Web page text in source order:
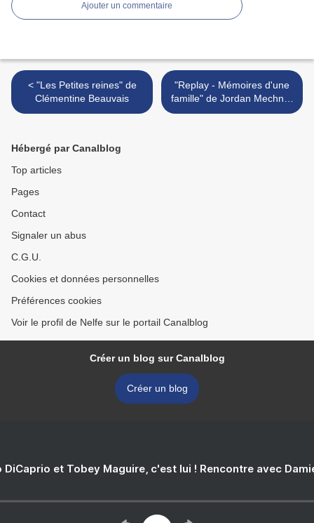
Ajouter un commentaire
< "Les Petites reines" de
Clémentine Beauvais
"Replay - Mémoires d'une
famille" de Jordan Mechner
>
Hébergé par Canalblog
Top articles
Pages
Contact
Signaler un abus
C.G.U.
Cookies et données personnelles
Préférences cookies
Voir le profil de Nelfe sur le portail Canalblog
Créer un blog sur Canalblog
Créer un blog
DiCaprio et Tobey Maguire, c'est lui ! Rencontre avec